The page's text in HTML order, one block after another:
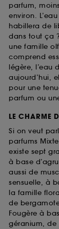
parfum,
environ.
habillera de
dans tout ça
une famille
comprend
légère, l’eau
aujourd’hui,
pour une
parfum ou
LE CHARME
Si on veut
parfums
existe sept
à base
aussi de
sensuelle, à
la famille
de
Fougère à
géranium,